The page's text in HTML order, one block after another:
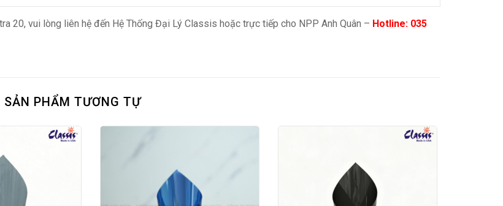
20, vui lòng liên hệ đến Hệ Thống Đại Lý Classis hoặc trực tiếp cho NPP Anh Quân – Hotline: 035
SẢN PHẨM TƯƠNG TỰ